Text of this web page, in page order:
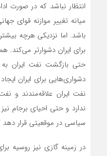
انتظار نباشد که در صورت
میانه تغییر موازنه قوای
باشد. اما نزدیکی هرچه
برای ایران دشوارتر
حتی بازگشت نفت ایران به
دشواری‌‌‌هایی برای ایران
نفت ایران علاقه‌‌‌مندند و
ندارد و حتی احیای برجام نیز
سیاسی در موقعیتی قرار دهد
در زمینه گازی نیز روسیه